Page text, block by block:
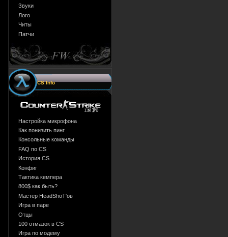
Звуки
Лого
Читы
Патчи
CS Info
Настройка микрофона
Как понизить пинг
Консольные команды
FAQ по CS
История CS
Конфиг
Тактика кемпера
800$ как быть?
Мастер HeadShoT'ов
Игра в паре
Отцы
100 отмазок в CS
Игра по модему